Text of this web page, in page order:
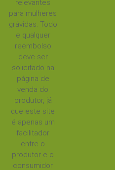
relevantes
para mulheres
grávidas. Todo
e qualquer
reembolso
deve ser
solicitado na
página de
venda do
produtor, já
que este site
é apenas um
facilitador
entre o
produtor e o
consumidor